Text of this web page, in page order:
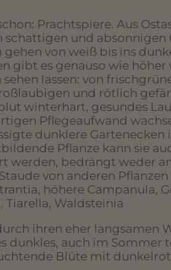
Prachtspiere. Aus
schattigen und absonnigen
von weiß bis ins
gibt es genauso wie
sehen lassen: von
und rötlich
winterhart, gesundes
Pflegeaufwand
dunklere
Pflanze kann sie
werden, bedrängt weder
von anderen
höhere Campanula,
Tiarella, Waldsteinia
ihren eher langsamen
dunkles, auch im
Blüte mit